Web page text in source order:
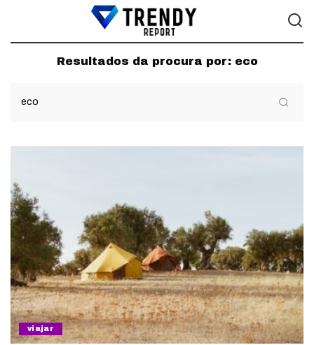
Resultados da procura por: eco
viajar